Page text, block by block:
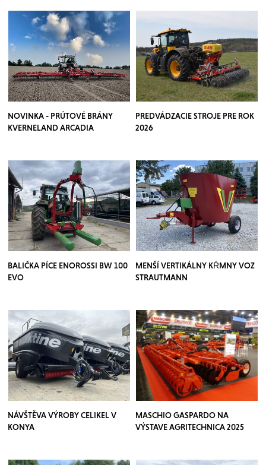
NOVINKA - PRÚTOVÉ BRÁNY
KVERNELAND ARCADIA
PREDVÁDZACIE STROJE PRE ROK
2026
BALIČKA PÍCE ENOROSSI BW 100
EVO
MENŠÍ VERTIKÁLNY KŔMNY VOZ
STRAUTMANN
NÁVŠTĚVA VÝROBY CELIKEL V
KONYA
MASCHIO GASPARDO NA
VÝSTAVE AGRITECHNICA 2025